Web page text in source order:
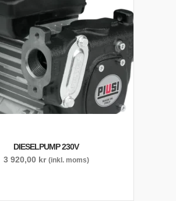
DIESELPUMP 230V
3 920,00 kr (inkl. moms)